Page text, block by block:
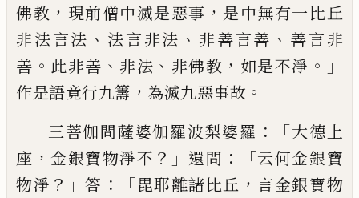
佛教 ， 現前僧中滅是惡事 ， 是中無有一比丘
非法言法 、 法言非法 、 非善言善 、 善言非
善 。 此非善 、 非法 、 非佛教 ， 如是不淨 。」
作是語竟行九籌 ， 為滅九惡事故 。
三菩伽問薩婆伽羅波梨婆羅 ：「大德上
座 ， 金銀寶物淨不 ？」 還問 ：「云何金銀寶
物淨 ？」答 ：「毘耶離諸比丘 ， 言金銀寶物